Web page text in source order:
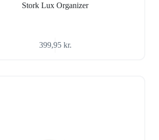
Stork Lux Organizer
399,95 kr.